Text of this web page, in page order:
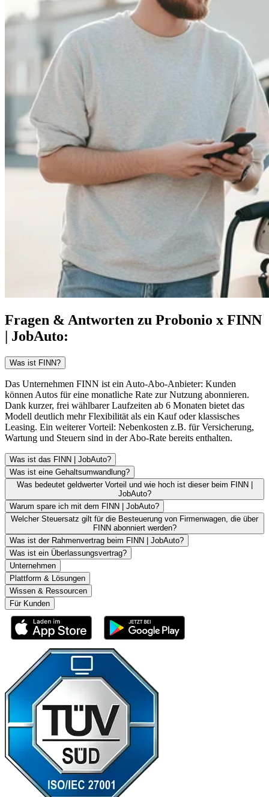
Fragen & Antworten zu Probonio x FINN
| JobAuto:
Was ist FINN?
Das Unternehmen FINN ist ein Auto-Abo-Anbieter: Kunden
können Autos für eine monatliche Rate zur Nutzung abonnieren.
Dank kurzer, frei wählbarer Laufzeiten ab 6 Monaten bietet das
Modell deutlich mehr Flexibilität als ein Kauf oder klassisches
Leasing. Ein weiterer Vorteil: Nebenkosten z.B. für Versicherung,
Wartung und Steuern sind in der Abo-Rate bereits enthalten.
Was ist das FINN | JobAuto?
Was ist eine Gehaltsumwandlung?
Was bedeutet geldwerter Vorteil und wie hoch ist dieser beim FINN |
JobAuto?
Warum spare ich mit dem FINN | JobAuto?
Welcher Steuersatz gilt für die Besteuerung von Firmenwagen, die über
FINN abonniert werden?
Was ist der Rahmenvertrag beim FINN | JobAuto?
Was ist ein Überlassungsvertrag?
Unternehmen
Plattform & Lösungen
Wissen & Ressourcen
Für Kunden